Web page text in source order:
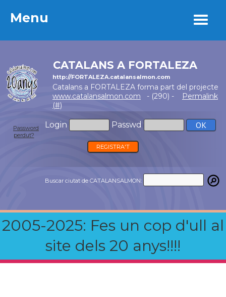
Menu
CATALANS A FORTALEZA
http://FORTALEZA.catalansalmon.com
Catalans a FORTALEZA forma part del projecte
www.catalansalmon.com - (290) -
Permalink
(#)
Login Passwd
Password
perdut?
REGISTRA'T
Buscar ciutat de CATALANSALMON:
2005-2025: Fes un cop d'ull al
site dels 20 anys!!!!
Menu